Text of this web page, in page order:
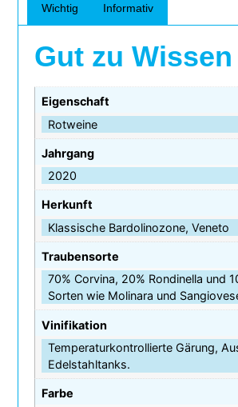
Wichtig Informativ
Gut zu Wissen
Eigenschaft
Rotweine
Jahrgang
2020
Herkunft
Klassische Bardolinozone, Veneto
Traubensorte
70% Corvina, 20% Rondinella und
Sorten wie Molinara und
Vinifikation
Temperaturkontrollierte Gärung,
Edelstahltanks.
Farbe